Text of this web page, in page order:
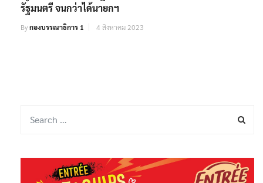
รัฐมนตรี จนกว่าได้นายกฯ
Byกองบรรณาธิการ 1 4 สิงหาคม 2023